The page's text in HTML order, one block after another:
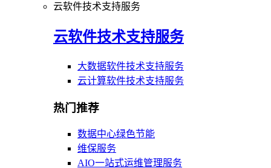
云软件技术支持服务
云软件技术支持服务
大数据软件技术支持服务
云计算软件技术支持服务
热门推荐
数据中心绿色节能
维保服务
AIO一站式运维管理服务